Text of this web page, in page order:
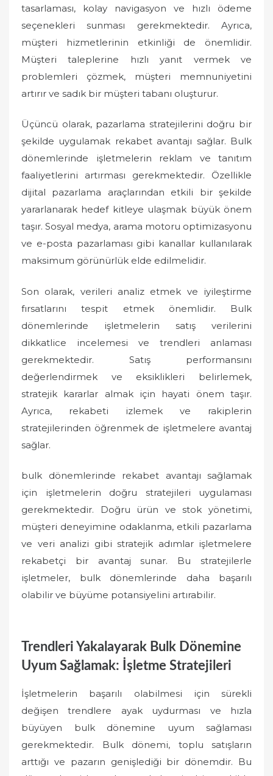
tasarlaması, kolay navigasyon ve hızlı ödeme
seçenekleri sunması gerekmektedir. Ayrıca,
müşteri hizmetlerinin etkinliği de önemlidir.
Müşteri taleplerine hızlı yanıt vermek ve
problemleri çözmek, müşteri memnuniyetini
artırır ve sadık bir müşteri tabanı oluşturur.
Üçüncü olarak, pazarlama stratejilerini doğru bir
şekilde uygulamak rekabet avantajı sağlar. Bulk
dönemlerinde işletmelerin reklam ve tanıtım
faaliyetlerini artırması gerekmektedir. Özellikle
dijital pazarlama araçlarından etkili bir şekilde
yararlanarak hedef kitleye ulaşmak büyük önem
taşır. Sosyal medya, arama motoru optimizasyonu
ve e-posta pazarlaması gibi kanallar kullanılarak
maksimum görünürlük elde edilmelidir.
Son olarak, verileri analiz etmek ve iyileştirme
fırsatlarını tespit etmek önemlidir. Bulk
dönemlerinde işletmelerin satış verilerini
dikkatlice incelemesi ve trendleri anlaması
gerekmektedir. Satış performansını
değerlendirmek ve eksiklikleri belirlemek,
stratejik kararlar almak için hayati önem taşır.
Ayrıca, rekabeti izlemek ve rakiplerin
stratejilerinden öğrenmek de işletmelere avantaj
sağlar.
bulk dönemlerinde rekabet avantajı sağlamak
için işletmelerin doğru stratejileri uygulaması
gerekmektedir. Doğru ürün ve stok yönetimi,
müşteri deneyimine odaklanma, etkili pazarlama
ve veri analizi gibi stratejik adımlar işletmelere
rekabetçi bir avantaj sunar. Bu stratejilerle
işletmeler, bulk dönemlerinde daha başarılı
olabilir ve büyüme potansiyelini artırabilir.
Trendleri Yakalayarak Bulk Dönemine
Uyum Sağlamak: İşletme Stratejileri
İşletmelerin başarılı olabilmesi için sürekli
değişen trendlere ayak uydurması ve hızla
büyüyen bulk dönemine uyum sağlaması
gerekmektedir. Bulk dönemi, toplu satışların
arttığı ve pazarın genişlediği bir dönemdir. Bu